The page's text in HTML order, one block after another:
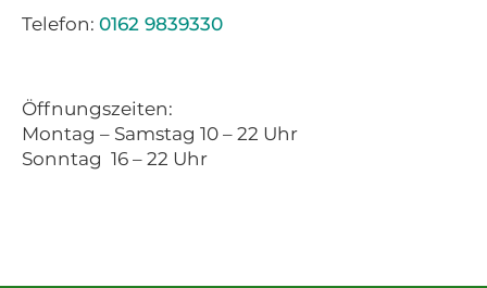
Telefon: 0162 9839330
Öffnungszeiten:
Montag – Samstag 10 – 22 Uhr
Sonntag 16 – 22 Uhr